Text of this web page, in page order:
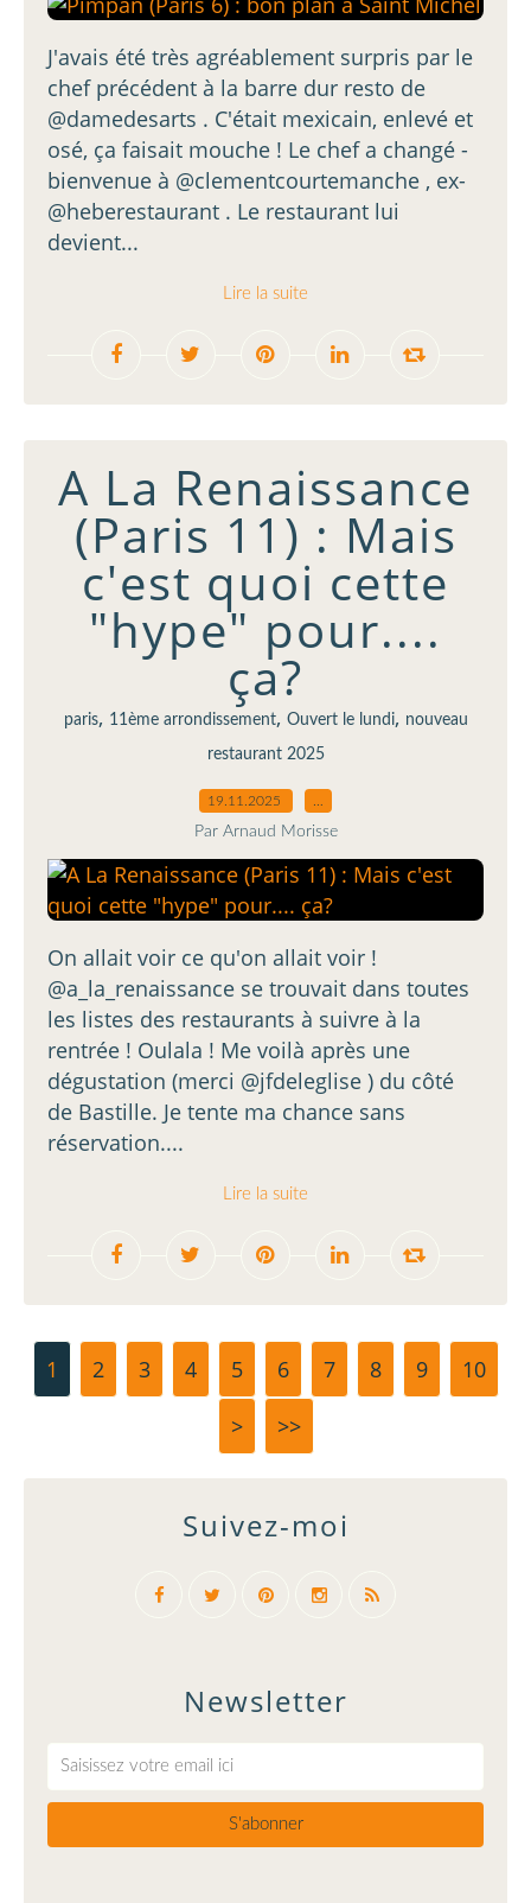
J'avais été très agréablement surpris par le
chef précédent à la barre dur resto de
@damedesarts . C'était mexicain, enlevé et
osé, ça faisait mouche ! Le chef a changé -
bienvenue à @clementcourtemanche , ex-
@heberestaurant . Le restaurant lui
devient...
Lire la suite
A La Renaissance
(Paris 11) : Mais
c'est quoi cette
"hype" pour....
ça?
paris, 11ème arrondissement, Ouvert le lundi, nouveau
restaurant 2025
19.11.2025
Par Arnaud Morisse
On allait voir ce qu'on allait voir !
@a_la_renaissance se trouvait dans toutes
les listes des restaurants à suivre à la
rentrée ! Oulala ! Me voilà après une
dégustation (merci @jfdeleglise ) du côté
de Bastille. Je tente ma chance sans
réservation....
Lire la suite
1 2 3 4 5 6 7 8 9 10
>
>>
Newsletter
Suivez-moi